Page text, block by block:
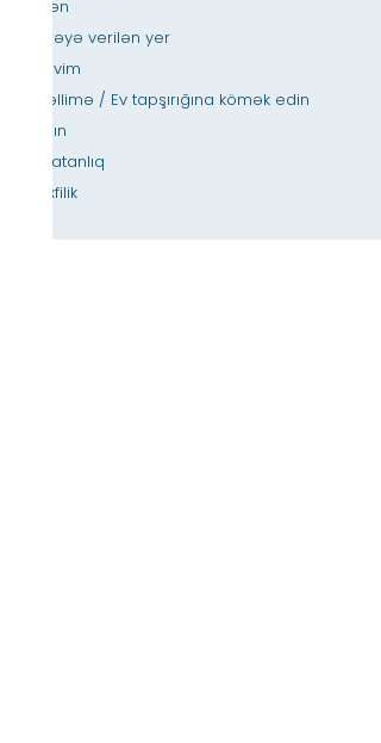
verən
İcarəyə verilən yer
Təqvim
Müəllimə / Ev tapşırığına kömək edin
basın
Əlçatanlıq
Məxfilik